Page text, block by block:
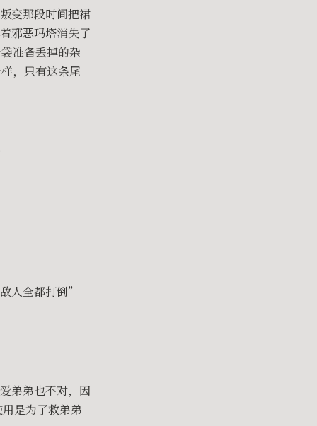
变那段时间把裙
邪恶玛塔消失了
准备丢掉的杂
，只有这条尾
人全都打倒”
弟弟也不对，因
是为了救弟弟